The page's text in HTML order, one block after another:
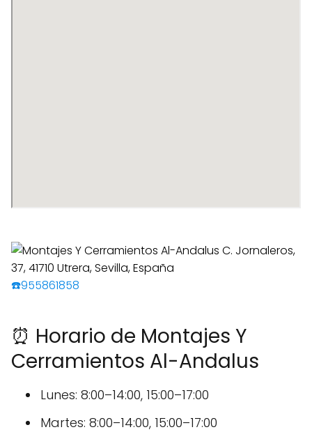
☎️955861858
⏰ Horario de Montajes Y
Cerramientos Al-Andalus
Lunes: 8:00–14:00, 15:00–17:00
Martes: 8:00–14:00, 15:00–17:00